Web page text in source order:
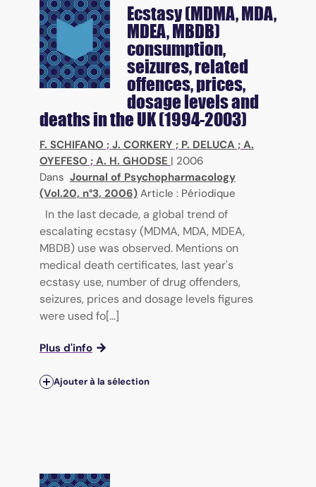
Ecstasy (MDMA, MDA,
MDEA, MBDB)
consumption,
seizures, related
offences, prices,
dosage levels and
deaths in the UK (1994-2003)
F. SCHIFANO ; J. CORKERY ; P. DELUCA ; A.
OYEFESO ; A. H. GHODSE | 2006
Dans Journal of Psychopharmacology
(Vol.20, n°3, 2006) Article : Périodique
In the last decade, a global trend of
escalating ecstasy (MDMA, MDA, MDEA,
MBDB) use was observed. Mentions on
medical death certificates, last year's
ecstasy use, number of drug offenders,
seizures, prices and dosage levels figures
were used fo[...]
Plus d'info
Ajouter à la sélection